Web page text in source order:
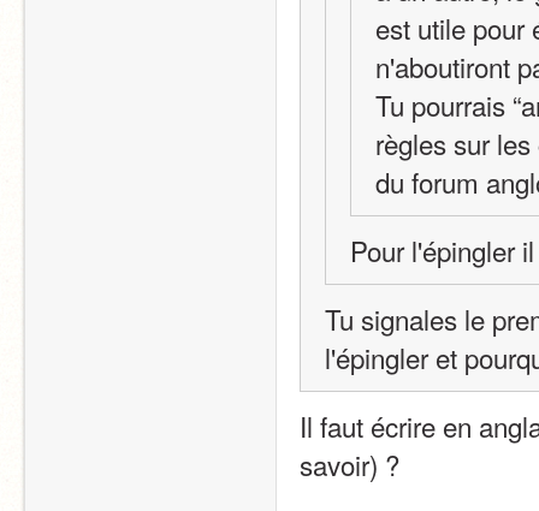
est utile pour
n'aboutiront
Tu pourrais
règles sur
du forum
Pour l'épingler
Tu signales le
l'épingler et
Il faut écrire en
savoir) ?